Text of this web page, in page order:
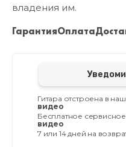
владения им.
ГарантияОплата
Гитара отстроена в
видео
Бесплатное
видео
7 или 14 дней на